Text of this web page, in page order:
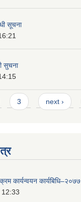
सूचना
सुचना
3 next ›
कार्यन्वयन कार्यबिधि–२०७७